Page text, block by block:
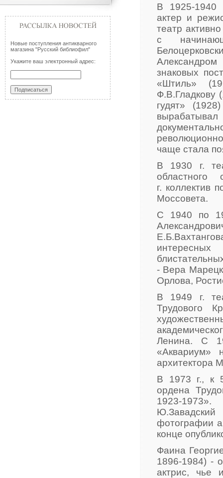
Новые поступления антикварного
магазина "Русский библиофил"
Укажите ваш электронный адрес:
В 1925-1940
актер и
театр
с
знаковых
«Штиль»
Ф.В.Гладкову
гудят»
чаще стала
В 1930 г.
г. коллектив
Моссовета.
С 1940 по
- Вера
Орлова,
В 1949 г.
Трудового
Ленина. С
«Аквариум»
архитектора
В 1973 г., к
ордена
1923-
фотографии
конце
Фаина
1896-1984) -
актрис, чье